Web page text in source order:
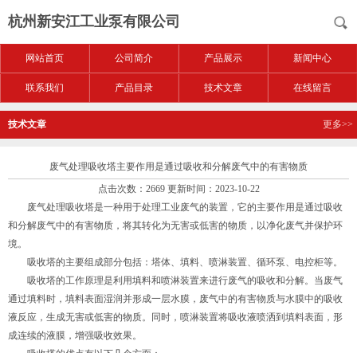
杭州新安江工业泵有限公司
网站首页 公司简介 产品展示 新闻中心
联系我们 产品目录 技术文章 在线留言
技术文章 更多>>
废气处理吸收塔主要作用是通过吸收和分解废气中的有害物质
点击次数：2669 更新时间：2023-10-22
废气处理吸收塔是一种用于处理工业废气的装置，它的主要作用是通过吸收
和分解废气中的有害物质，将其转化为无害或低害的物质，以净化废气并保护环
境。
吸收塔的主要组成部分包括：塔体、填料、喷淋装置、循环泵、电控柜等。
吸收塔的工作原理是利用填料和喷淋装置来进行废气的吸收和分解。当废气
通过填料时，填料表面湿润并形成一层水膜，废气中的有害物质与水膜中的吸收
液反应，生成无害或低害的物质。同时，喷淋装置将吸收液喷洒到填料表面，形
成连续的液膜，增强吸收效果。